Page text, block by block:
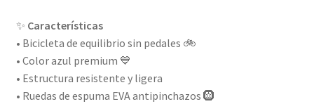
✨ Características
• Bicicleta de equilibrio sin pedales 🚲
• Color azul premium 💙
• Estructura resistente y ligera
• Ruedas de espuma EVA antipinchazos 🛞